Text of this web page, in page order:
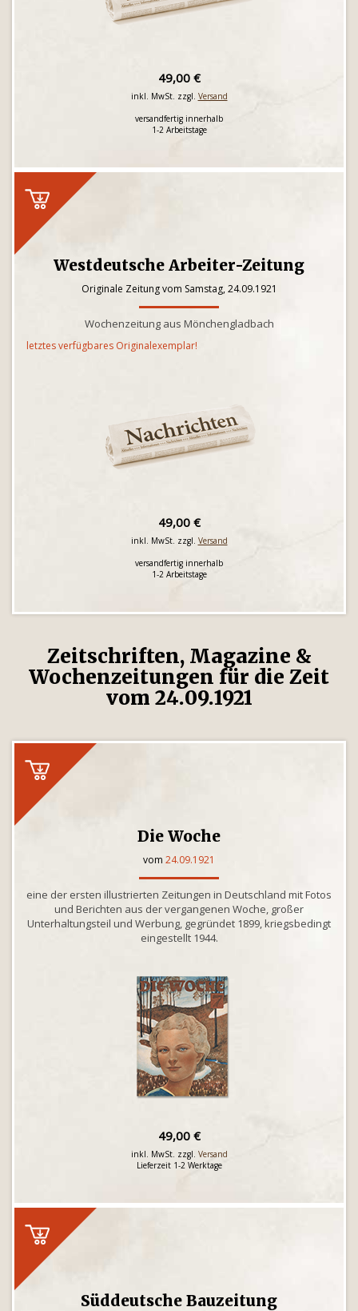
49,00 €
inkl. MwSt. zzgl. Versand
versandfertig innerhalb
1-2 Arbeitstage
Westdeutsche Arbeiter-Zeitung
Originale Zeitung vom Samstag, 24.09.1921
Wochenzeitung aus Mönchengladbach
letztes verfügbares Originalexemplar!
49,00 €
inkl. MwSt. zzgl. Versand
versandfertig innerhalb
1-2 Arbeitstage
Zeitschriften, Magazine &
Wochenzeitungen für die Zeit
vom 24.09.1921
Die Woche
vom 24.09.1921
eine der ersten illustrierten Zeitungen in Deutschland mit Fotos
und Berichten aus der vergangenen Woche, großer
Unterhaltungsteil und Werbung, gegründet 1899, kriegsbedingt
eingestellt 1944.
49,00 €
inkl. MwSt. zzgl. Versand
Lieferzeit 1-2 Werktage
Süddeutsche Bauzeitung